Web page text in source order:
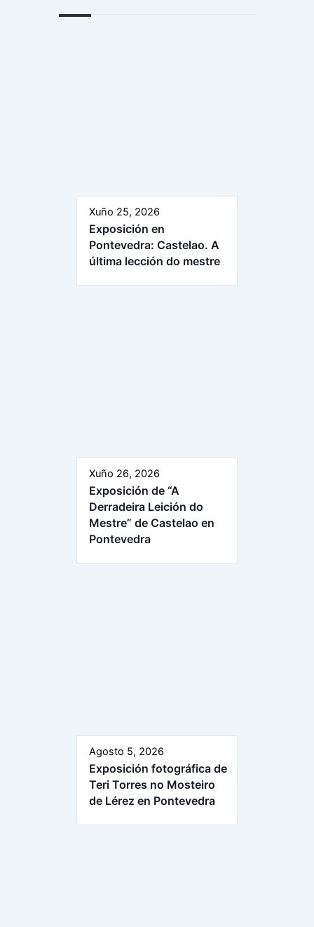
Xuño 25, 2026
Exposición en
Pontevedra: Castelao. A
última lección do mestre
Xuño 26, 2026
Exposición de “A
Derradeira Leición do
Mestre” de Castelao en
Pontevedra
Agosto 5, 2026
Exposición fotográfica de
Teri Torres no Mosteiro
de Lérez en Pontevedra